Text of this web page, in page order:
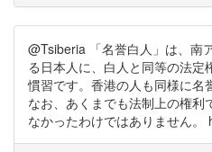
@Tsiberia 「名誉白人」は、南
る日本人に、白人と同等の法定
慣習です。香港の人も同様に名
なお、あくまでも法制上の権
なかったわけではありません